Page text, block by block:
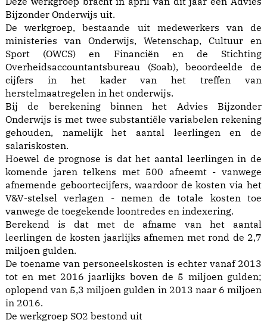
Bijzonder Onderwijs uit.
De werkgroep, bestaande uit medewerkers van de
ministeries van Onderwijs, Wetenschap, Cultuur en
Sport (OWCS) en Financiën en de Stichting
Overheidsaccountantsbureau (Soab), beoordeelde de
cijfers in het kader van het treffen van
herstelmaatregelen in het onderwijs.
Bij de berekening binnen het Advies Bijzonder
Onderwijs is met twee substantiële variabelen rekening
gehouden, namelijk het aantal leerlingen en de
salariskosten.
Hoewel de prognose is dat het aantal leerlingen in de
komende jaren telkens met 500 afneemt - vanwege
afnemende geboortecijfers, waardoor de kosten via het
V&V-stelsel verlagen - nemen de totale kosten toe
vanwege de toegekende loontredes en indexering.
Berekend is dat met de afname van het aantal
leerlingen de kosten jaarlijks afnemen met rond de 2,7
miljoen gulden.
De toename van personeelskosten is echter vanaf 2013
tot en met 2016 jaarlijks boven de 5 miljoen gulden;
oplopend van 5,3 miljoen gulden in 2013 naar 6 miljoen
in 2016.
De werkgroep SO2 bestond uit